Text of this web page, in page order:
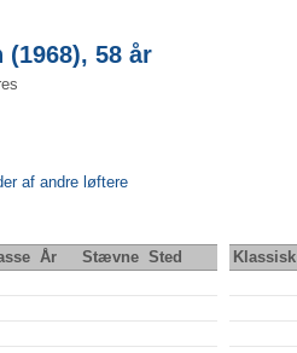
58 år
af andre løftere
År Stævne Sted Klassisk